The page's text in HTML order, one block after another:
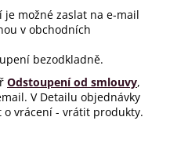
možné zaslat na e‑mail
v obchodních
bezodkladně.
Odstoupení od smlouvy,
V Detailu objednávky
vrácení - vrátit produkty.